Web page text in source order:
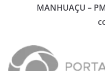
MANHUAÇU –